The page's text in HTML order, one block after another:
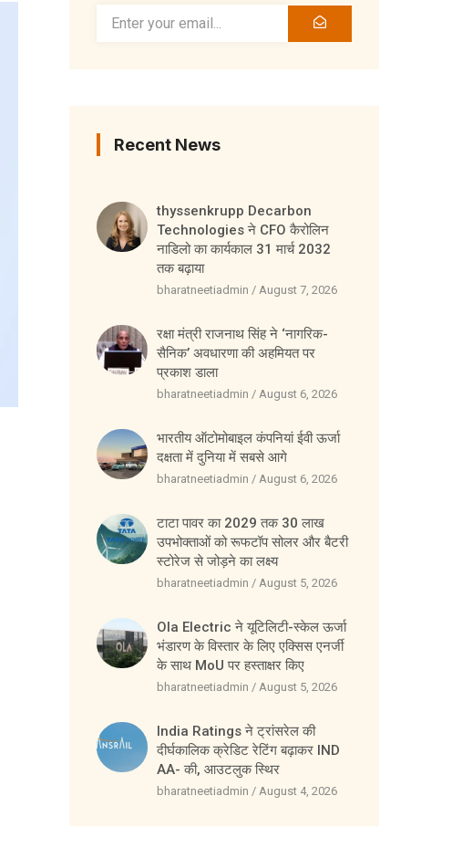
Recent News
thyssenkrupp Decarbon
Technologies ने CFO कैरोलिन
नाडिलो का कार्यकाल 31 मार्च 2032
तक बढ़ाया
bharatneetiadmin August 7, 2026
रक्षा मंत्री राजनाथ सिंह ने ‘नागरिक-
सैनिक’ अवधारणा की अहमियत पर
प्रकाश डाला
bharatneetiadmin August 6, 2026
भारतीय ऑटोमोबाइल कंपनियां ईवी ऊर्जा
दक्षता में दुनिया में सबसे आगे
bharatneetiadmin August 6, 2026
टाटा पावर का 2029 तक 30 लाख
उपभोक्ताओं को रूफटॉप सोलर और बैटरी
स्टोरेज से जोड़ने का लक्ष्य
bharatneetiadmin August 5, 2026
Ola Electric ने यूटिलिटी-स्केल ऊर्जा
भंडारण के विस्तार के लिए एक्सिस एनर्जी
के साथ MoU पर हस्ताक्षर किए
bharatneetiadmin August 5, 2026
India Ratings ने ट्रांसरेल की
दीर्घकालिक क्रेडिट रेटिंग बढ़ाकर IND
AA- की, आउटलुक स्थिर
bharatneetiadmin August 4, 2026